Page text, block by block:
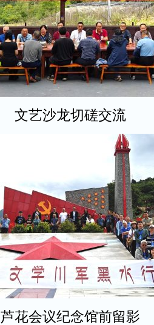
文艺沙龙切磋交流
芦花会议纪念馆前留影